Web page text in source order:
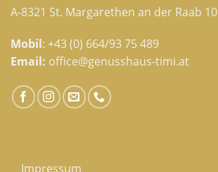
A-8321 St. Margarethen an der Raab 10
Mobil: +43 (0) 664/93 75 489
Email: office@genusshaus-timi.at
Impressum